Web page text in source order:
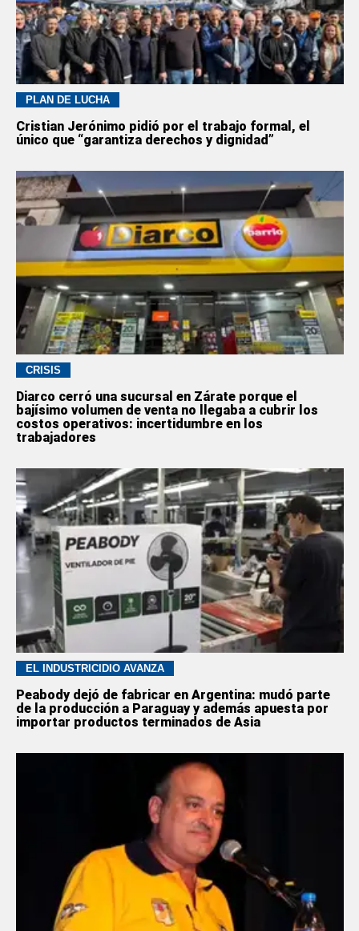
PLAN DE LUCHA
Cristian Jerónimo pidió por el trabajo formal, el
único que “garantiza derechos y dignidad”
CRISIS
Diarco cerró una sucursal en Zárate porque el
bajísimo volumen de venta no llegaba a cubrir los
costos operativos: incertidumbre en los
trabajadores
EL INDUSTRICIDIO AVANZA
Peabody dejó de fabricar en Argentina: mudó parte
de la producción a Paraguay y además apuesta por
importar productos terminados de Asia